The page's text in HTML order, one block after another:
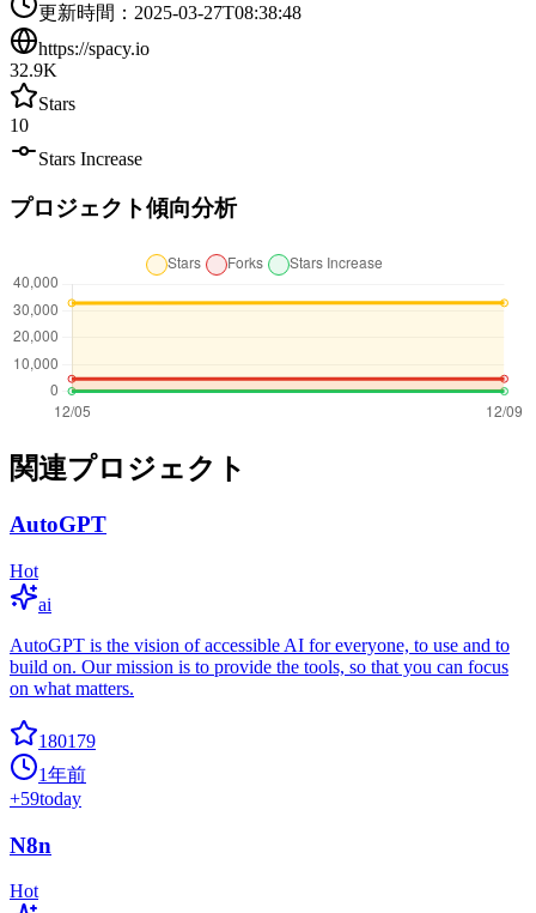
更新時間 ： 2025-03-27T08:38:48
https://spacy.io
32.9K
Stars
10
Stars Increase
プロジェクト傾向分析
関連プロジェクト
AutoGPT
Hot
ai
AutoGPT is the vision of accessible AI for everyone, to use and to
build on. Our mission is to provide the tools, so that you can focus
on what matters.
180179
1年前
+59today
N8n
Hot